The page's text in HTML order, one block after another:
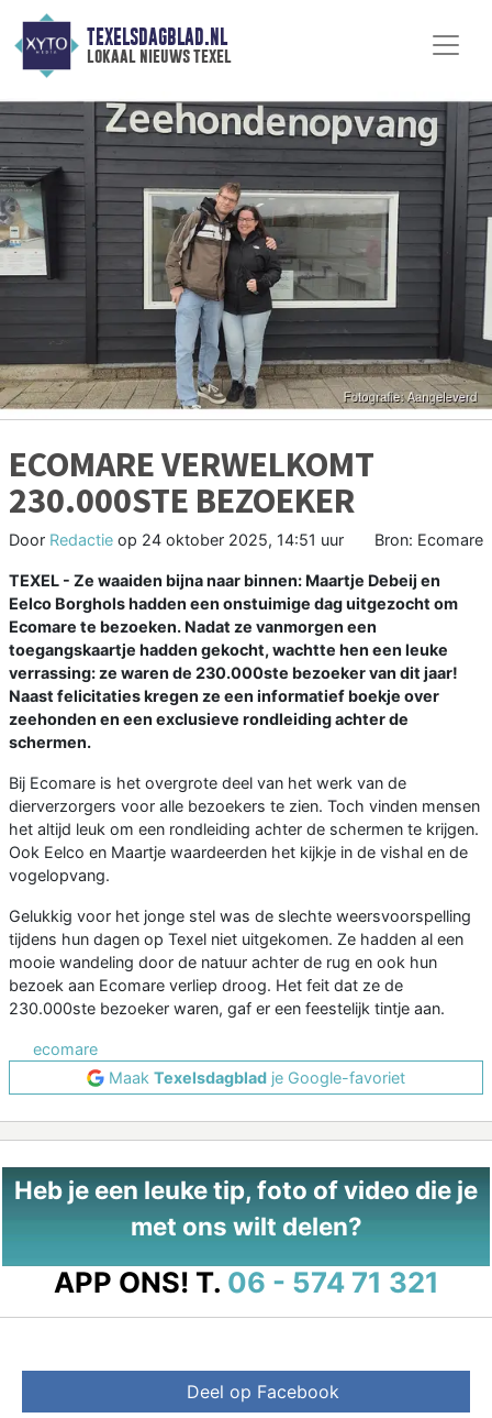
TEXELSDAGBLAD.NL
lokaal nieuws texel
ECOMARE VERWELKOMT
230.000STE BEZOEKER
Door Redactie op 24 oktober 2025, 14:51 uur Bron: Ecomare
TEXEL - Ze waaiden bijna naar binnen: Maartje Debeij en
Eelco Borghols hadden een onstuimige dag uitgezocht om
Ecomare te bezoeken. Nadat ze vanmorgen een
toegangskaartje hadden gekocht, wachtte hen een leuke
verrassing: ze waren de 230.000ste bezoeker van dit jaar!
Naast felicitaties kregen ze een informatief boekje over
zeehonden en een exclusieve rondleiding achter de
schermen.
Bij Ecomare is het overgrote deel van het werk van de
dierverzorgers voor alle bezoekers te zien. Toch vinden mensen
het altijd leuk om een rondleiding achter de schermen te krijgen.
Ook Eelco en Maartje waardeerden het kijkje in de vishal en de
vogelopvang.
Gelukkig voor het jonge stel was de slechte weersvoorspelling
tijdens hun dagen op Texel niet uitgekomen. Ze hadden al een
mooie wandeling door de natuur achter de rug en ook hun
bezoek aan Ecomare verliep droog. Het feit dat ze de
230.000ste bezoeker waren, gaf er een feestelijk tintje aan.
ecomare
Maak Texelsdagblad je Google-favoriet
Heb je een leuke tip, foto of video die je
met ons wilt delen?
APP ONS! T. 06 - 574 71 321
Deel op Facebook